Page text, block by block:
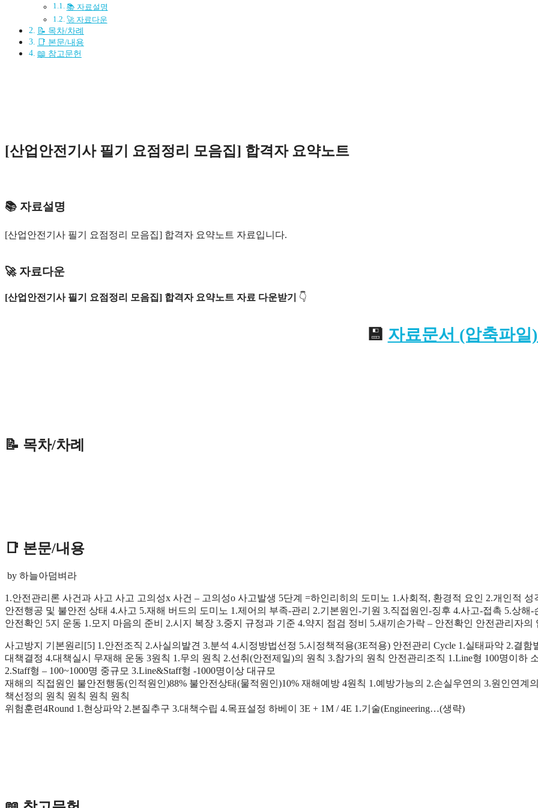
📚 자료설명
🚀 자료다운
📝 목차/차례
📑 본문/내용
📖 참고문헌
[산업안전기사 필기 요점정리 모음집] 합격자 요약노트
📚 자료설명
[산업안전기사 필기 요점정리 모음집] 합격자 요약노트 자료입니다.
🚀 자료다운
[산업안전기사 필기 요점정리 모음집] 합격자 요약노트 자료 다운받기 👇
💾 자료문서 (압축파일
📝 목차/차례
📑 본문/내용
by 하늘아덤벼라
1.안전관리론 사건과 사고 사고 고의성x 사건 – 고의성o 사고발생 5단계 =하인리히의 도미노 1.사회적, 환경적 요인 2.개인적 성
안전행공 및 불안전 상태 4.사고 5.재해 버드의 도미노 1.제어의 부족-관리 2.기본원인-기원 3.직접원인-징후 4.사고-접촉 5.상해-
안전확인 5지 운동 1.모지 마음의 준비 2.시지 복장 3.중지 규정과 기준 4.약지 점검 정비 5.새끼손가락 – 안전확인 안전관리자의
사고방지 기본원리[5] 1.안전조직 2.사실의발견 3.분석 4.시정방법선정 5.시정책적용(3E적용) 안전관리 Cycle 1.실태파악 2.결함
대책결정 4.대책실시 무재해 운동 3원칙 1.무의 원칙 2.선취(안전제일)의 원칙 3.참가의 원칙 안전관리조직 1.Line형 100명이하
2.Staff형 – 100~1000명 중규모 3.Line&Staff형 -1000명이상 대규모
재해의 직접원인 불안전행동(인적원인)88% 불안전상태(물적원인)10% 재해예방 4원칙 1.예방가능의 2.손실우연의 3.원인연계
책선정의 원칙 원칙 원칙 원칙
위험훈련4Round 1.현상파악 2.본질추구 3.대책수립 4.목표설정 하베이 3E + 1M / 4E 1.기술(Engineering…(생략)